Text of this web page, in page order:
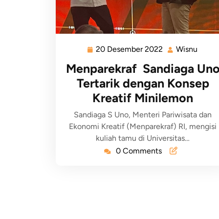
20 Desember 2022 Wisnu
Menparekraf Sandiaga
Tertarik dengan Konsep
Kreatif Minilemon
Sandiaga S Uno, Menteri Pariwisata dan
Ekonomi Kreatif (Menparekraf) RI, mengisi
kuliah tamu di Universitas…
0 Comments